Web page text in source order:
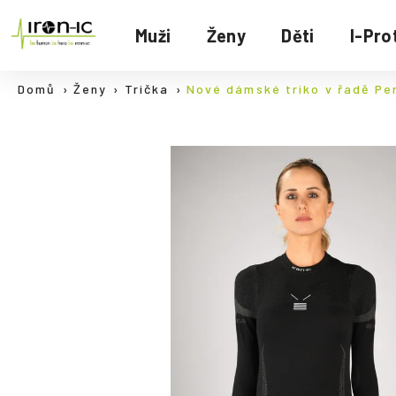
obsah
Muži Ženy Děti I-
Domů Ženy Trička Nové dámské triko v řadě
Zpět
obchodu
Zpět
obchodu
C